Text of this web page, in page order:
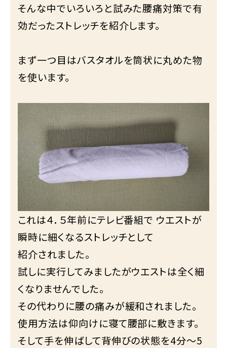
そんな中でいろいろと試みた腰痛対策で有
効だったストレッチを紹介します。
まず一つ目はバスタオルを筒状に丸めた物
を使います。
これは４．５年前にテレビ番組で ウエストが
瞬時に細くなるストレッチとして
紹介されました。
試しに実行してみましたがウエストは全く細
くなりませんでした。
その代わりに腰の痛みが緩和されました。
使用方法は仰向けに寝て腰部に敷きます。
そして手を伸ばして背伸びの状態を4分～5